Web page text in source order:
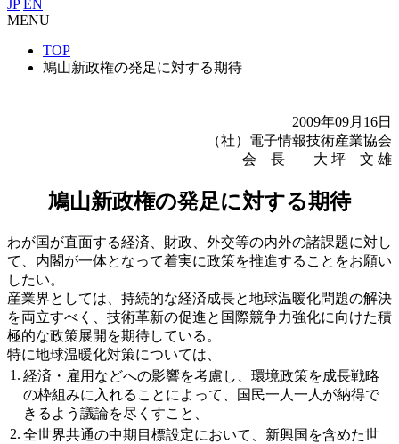
JP EN
MENU
TOP
鳩山新政権の発足に対する期待
2009年09月16日
（社）電子情報技術産業協会
会 長 大 坪 文 雄
鳩山新政権の発足に対する期待
わが国が直面する経済、財政、外交等の内外の諸課題に対し
て、内閣が一体となって着実に政策を推進することをお願い
したい。
産業界としては、持続的な経済成長と地球温暖化問題の解決
を両立すべく、技術革新の促進と国際競争力強化に向けた積
極的な政策展開を期待している。
特に地球温暖化対策については、
1. 経済・雇用などへの影響を考慮し、環境政策を成長戦略
の枠組みに入れることによって、国民一人一人が納得で
きるよう議論を尽くすこと、
2. 全世界共通の中期目標設定において、新興国を含めた世